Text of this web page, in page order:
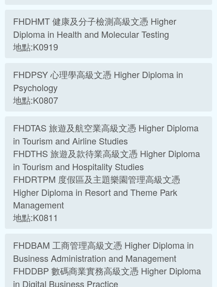
FHDHMT 健康及分子檢測高級文憑 Higher
Diploma in Health and Molecular Testing
地點:K0919
FHDPSY 心理學高級文憑 Higher Diploma in
Psychology
地點:K0807
FHDTAS 旅遊及航空業高級文憑 Higher Diploma
in Tourism and Airline Studies
FHDTHS 旅遊及款待業高級文憑 Higher Diploma
in Tourism and Hospitality Studies
FHDRTPM 度假區及主題樂園管理高級文憑
Higher Diploma in Resort and Theme Park
Management
地點:K0811
FHDBAM 工商管理高級文憑 Higher Diploma in
Business Administration and Management
FHDDBP 數碼商業實務高級文憑 Higher Diploma
in Digital Business Practice